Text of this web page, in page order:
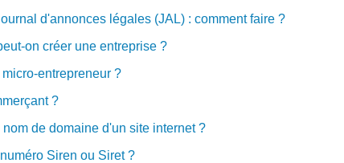
d'annonces légales (JAL) : comment faire ?
on créer une entreprise ?
entrepreneur ?
?
de domaine d'un site internet ?
Siren ou Siret ?